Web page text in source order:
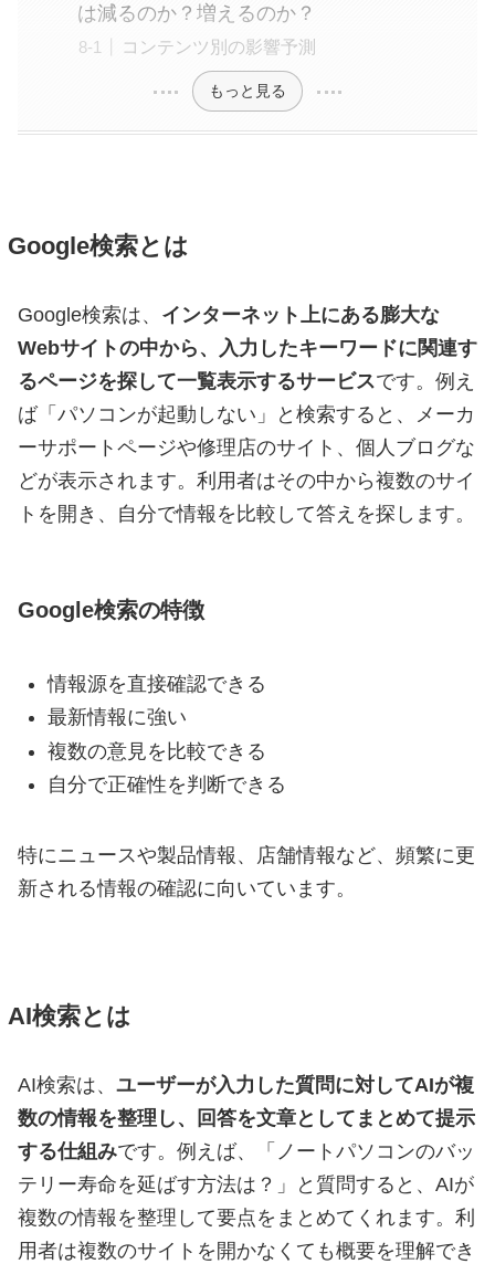
は減るのか？増えるのか？
コンテンツ別の影響予測
もっと見る
Google検索とは
Google検索は、 インターネット上にある膨大な
Webサイトの中から、入力したキーワードに関連す
るページを探して一覧表示するサービスです。例え
ば「パソコンが起動しない」と検索すると、メーカ
ーサポートページや修理店のサイト、個人ブログな
どが表示されます。利用者はその中から複数のサイ
トを開き、自分で情報を比較して答えを探します。
Google検索の特徴
情報源を直接確認できる
最新情報に強い
複数の意見を比較できる
自分で正確性を判断できる
特にニュースや製品情報、店舗情報など、頻繁に更
新される情報の確認に向いています。
AI検索とは
AI検索は、 ユーザーが入力した質問に対してAIが複
数の情報を整理し、回答を文章としてまとめて提示
する仕組みです。例えば、「ノートパソコンのバッ
テリー寿命を延ばす方法は？」と質問すると、AIが
複数の情報を整理して要点をまとめてくれます。利
用者は複数のサイトを開かなくても概要を理解でき